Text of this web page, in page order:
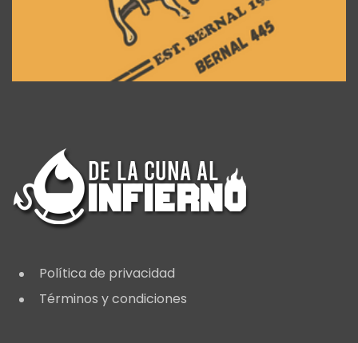
Política de privacidad
Términos y condiciones